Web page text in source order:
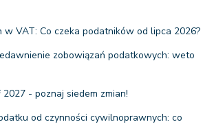
w VAT: Co czeka podatników od lipca 2026?
zobowiązań podatkowych: weto
2027 - poznaj siedem zmian!
od czynności cywilnoprawnych: co